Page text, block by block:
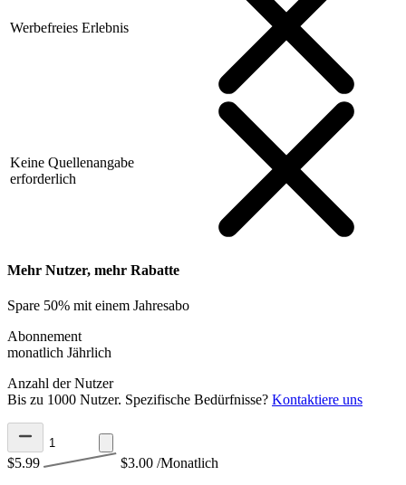
Werbefreies Erlebnis
Keine Quellenangabe
erforderlich
Mehr Nutzer, mehr Rabatte
Spare 50% mit einem Jahresabo
Abonnement
monatlich Jährlich
Anzahl der Nutzer
Bis zu 1000 Nutzer. Spezifische Bedürfnisse? Kontaktiere uns
$5.99 $3.00 /Monatlich